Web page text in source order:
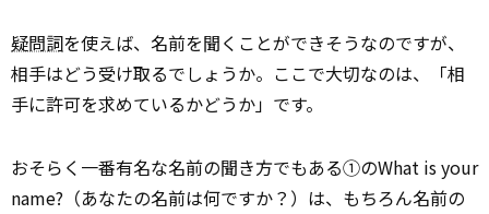
疑問詞を使えば、名前を聞くことができそうなのですが、
相手はどう受け取るでしょうか。ここで大切なのは、「相
手に許可を求めているかどうか」です。
おそらく一番有名な名前の聞き方でもある①のWhat is your
name?（あなたの名前は何ですか？）は、もちろん名前の